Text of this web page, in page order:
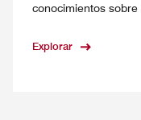
conocimientos
Explorar